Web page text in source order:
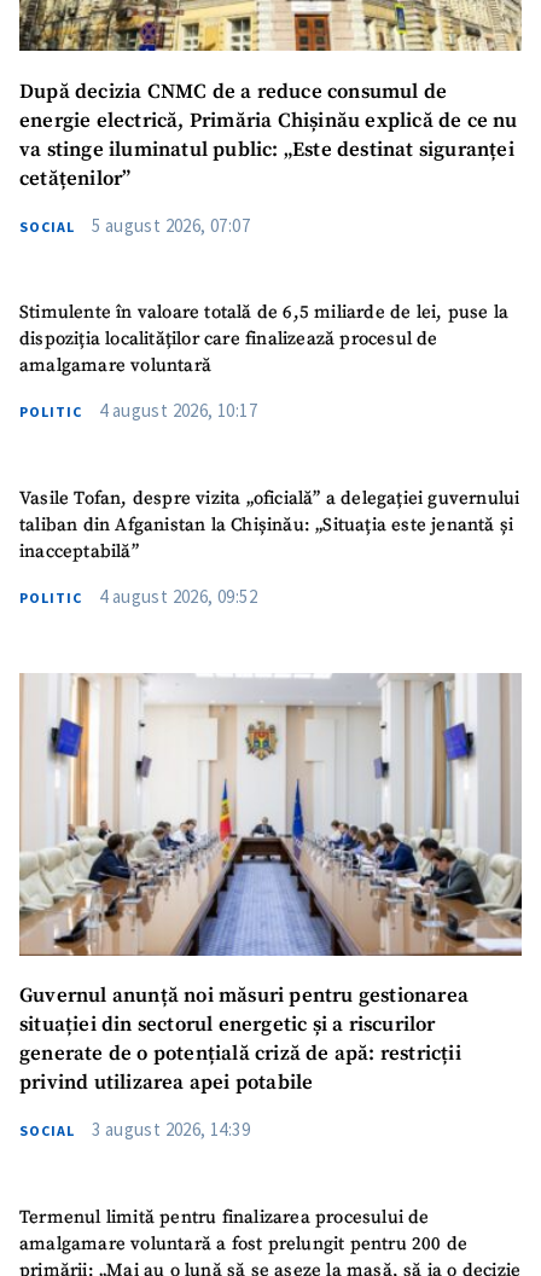
După decizia CNMC de a reduce consumul de
energie electrică, Primăria Chișinău explică de ce nu
va stinge iluminatul public: „Este destinat siguranței
cetățenilor”
SOCIAL 5 august 2026, 07:07
Stimulente în valoare totală de 6,5 miliarde de lei, puse la
dispoziția localităților care finalizează procesul de
amalgamare voluntară
POLITIC 4 august 2026, 10:17
Vasile Tofan, despre vizita „oficială” a delegației guvernului
taliban din Afganistan la Chișinău: „Situația este jenantă și
inacceptabilă”
POLITIC 4 august 2026, 09:52
Guvernul anunță noi măsuri pentru gestionarea
situației din sectorul energetic și a riscurilor
generate de o potențială criză de apă: restricții
privind utilizarea apei potabile
SOCIAL 3 august 2026, 14:39
Termenul limită pentru finalizarea procesului de
amalgamare voluntară a fost prelungit pentru 200 de
primării: „Mai au o lună să se așeze la masă, să ia o decizie